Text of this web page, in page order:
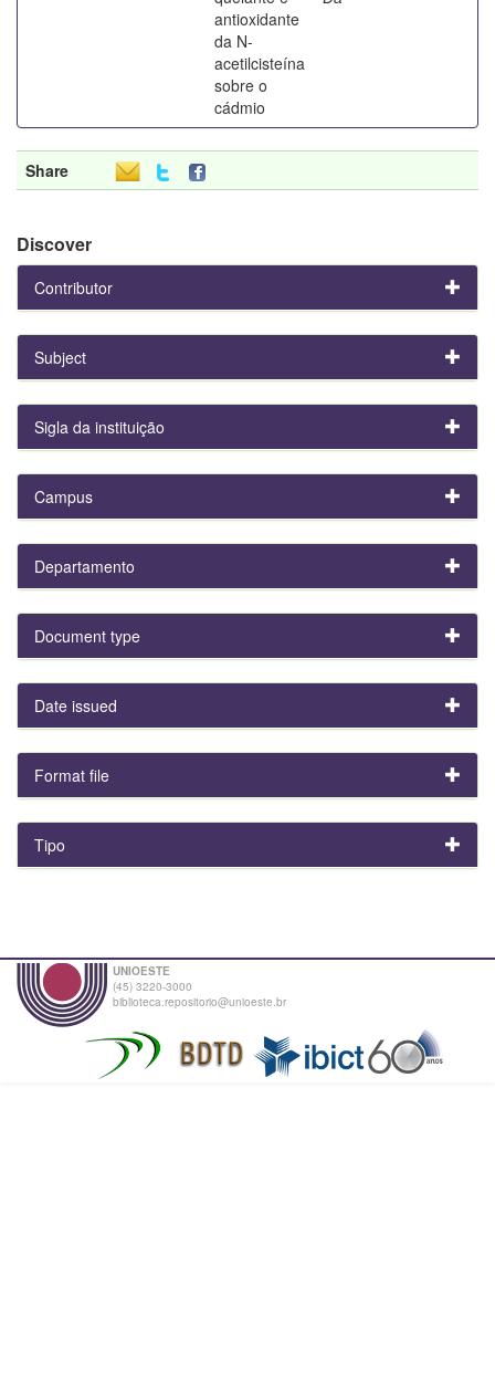
antioxidante
da N-
acetilcisteína
sobre o
cádmio
Share
Discover
Contributor
Subject
Sigla da instituição
Campus
Departamento
Document type
Date issued
Format file
Tipo
UNIOESTE
(45) 3220-3000
biblioteca.repositorio@unioeste.br